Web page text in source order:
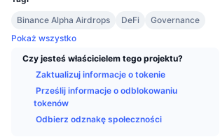
Binance Alpha Airdrops
DeFi
Governance
Pokaż wszystko
Czy jesteś właścicielem tego projektu?
Zaktualizuj informacje o tokenie
Prześlij informacje o odblokowaniu
tokenów
Odbierz odznakę społeczności